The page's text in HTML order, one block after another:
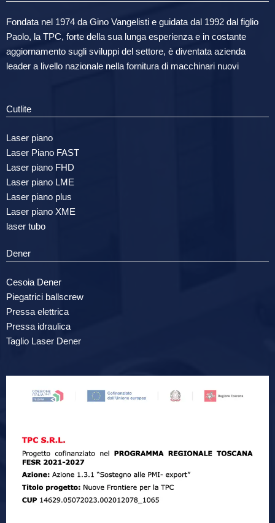
Fondata nel 1974 da Gino Vangelisti e guidata dal 1992 dal figlio
Paolo, la TPC, forte della sua lunga esperienza e in costante
aggiornamento sugli sviluppi del settore, è diventata azienda
leader a livello nazionale nella fornitura di macchinari nuovi
Cutlite
Laser piano
Laser Piano FAST
Laser piano FHD
Laser piano LME
Laser piano plus
Laser piano XME
laser tubo
Dener
Cesoia Dener
Piegatrici ballscrew
Pressa elettrica
Pressa idraulica
Taglio Laser Dener